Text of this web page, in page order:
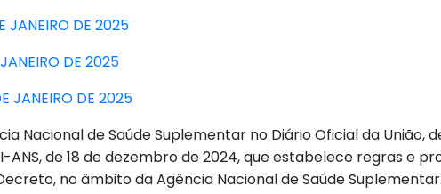
JANEIRO DE 2025
DE 2025
JANEIRO DE 2025
Nacional de Saúde Suplementar no Diário Oficial da União,
ANS, de 18 de dezembro de 2024, que estabelece regras e
no âmbito da Agência Nacional de Saúde Suplementar.